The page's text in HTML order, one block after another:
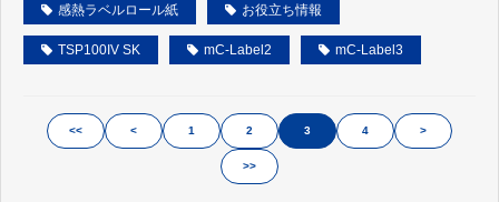
感熱ラベルロール紙 お役立ち情報
TSP100IV SK mC-Label2 mC-Label3
<< < 1 2 3 4 >
>>